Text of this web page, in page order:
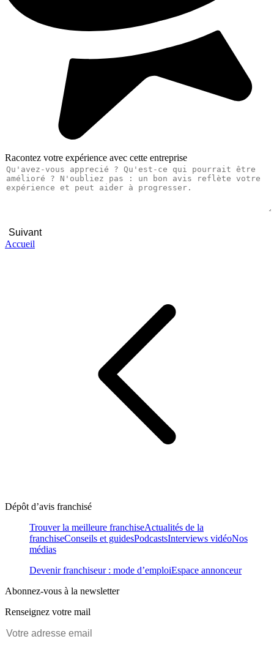
Racontez votre expérience avec cette entreprise
Suivant
Accueil
Dépôt d’avis franchisé
Trouver la meilleure franchiseActualités de la
franchiseConseils et guidesPodcastsInterviews vidéoNos
médias
Devenir franchiseur : mode d’emploiEspace annonceur
Abonnez-vous à la newsletter
Renseignez votre mail